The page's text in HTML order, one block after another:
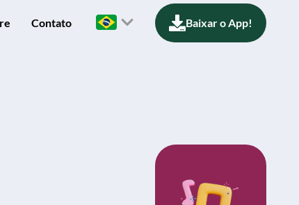
Contato Baixar o App!